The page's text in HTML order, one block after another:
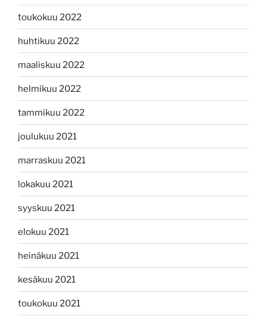
toukokuu 2022
huhtikuu 2022
maaliskuu 2022
helmikuu 2022
tammikuu 2022
joulukuu 2021
marraskuu 2021
lokakuu 2021
syyskuu 2021
elokuu 2021
heinäkuu 2021
kesäkuu 2021
toukokuu 2021